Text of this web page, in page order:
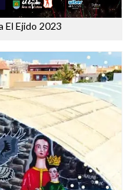
El Ejido 2023